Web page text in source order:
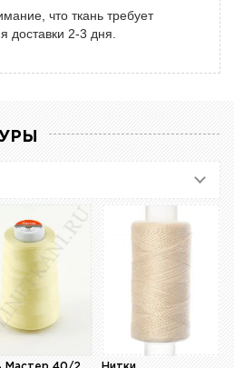
что ткань требует
2-3 дня.